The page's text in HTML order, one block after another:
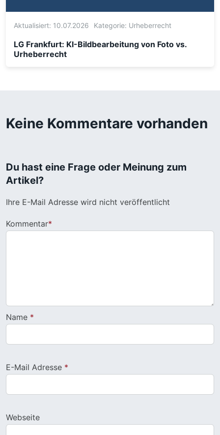
Aktualisiert: 10.07.2026 Kategorie: Urheberrecht
LG Frankfurt: KI-Bildbearbeitung von Foto vs.
Urheberrecht
Keine Kommentare vorhanden
Du hast eine Frage oder Meinung zum
Artikel?
Ihre E-Mail Adresse wird nicht veröffentlicht
Kommentar*
Name *
E-Mail Adresse *
Webseite